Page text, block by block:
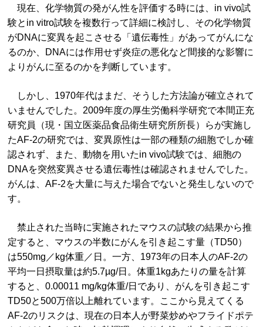
現在、化学物質の発がん性を評価する時には、in vivo試
験とin vitro試験を複数行って詳細に検討し、その化学物質
がDNAに変異を起こさせる「遺伝毒性」があってがんにな
るのか、DNAには作用せず炎症の悪化など間接的な影響に
よりがんに至るのかを判断しています。
しかし、1970年代はまだ、そうした方法論が確立されて
いませんでした。2009年度の厚生労働科学研究で本間正充
研究員（現・国立医薬品食品衛生研究所所長）らが実施し
たAF-2の研究では、変異原性は一部の種類の細胞でしか確
認されず、また、動物を用いたin vivo試験では、細胞の
DNAを突然変異させる遺伝毒性は確認されませんでした。
がんは、AF-2を大量に与えた場合でないと発生しないので
す。
禁止された当時に実施されたマウスの試験の結果から推
定すると、マウスの半数にがんを引き起こす量（TD50）
は550mg／kg体重／日。一方、1973年の日本人のAF-2の
平均一日摂取量は約5.7µg/日。体重1kgあたりの量を計算
すると、0.00011 mg/kg体重/日であり、がんを引き起こす
TD50と500万倍以上離れています。ここから見えてくる
AF-2のリスクは、現在の日本人が野菜炒めやフライドポテ